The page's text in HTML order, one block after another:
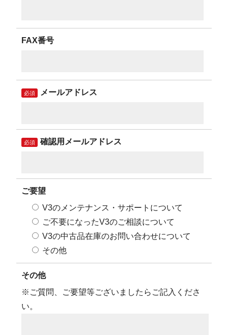
FAX番号
必須 メールアドレス
必須 確認用メールアドレス
ご要望
V3のメンテナンス・サポートについて
ご不要になったV3のご相談について
V3の中古品在庫のお問い合わせについて
その他
その他
※ご質問、ご要望等ございましたらご記入くださ
い。